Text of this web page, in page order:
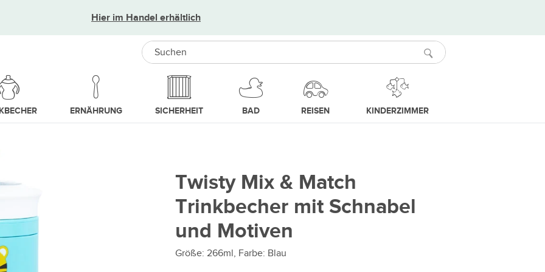
Hier im Handel erhältlich
Search
ERNÄHRUNG SICHERHEIT BAD REISEN KINDERZIMMER
Twisty Mix & Match
Trinkbecher mit Schnabel
und Motiven
Größe: 266ml, Farbe: Blau